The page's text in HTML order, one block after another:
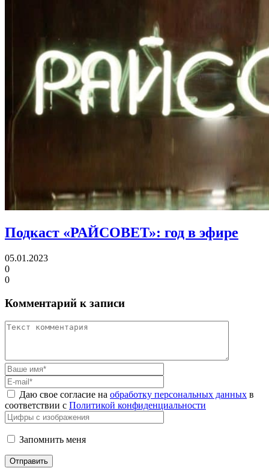
Подкаст «РАЙСОВЕТ»: год в эфире
05.01.2023
0
0
Комментарий к записи
Даю свое согласие на обработку персональных данных в
соответствии с Политикой конфиденциальности
Запомнить меня